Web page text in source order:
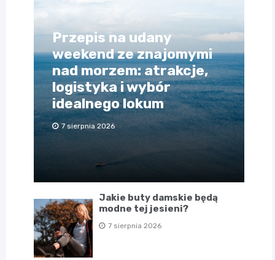
Przepis na udany
weekend ze znajomymi
nad morzem: atrakcje,
logistyka i wybór
idealnego lokum
7 sierpnia 2026
Jakie buty damskie będą
modne tej jesieni?
7 sierpnia 2026